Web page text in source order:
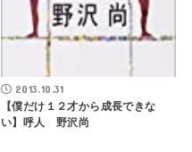
2013.10.31
【僕だけ１２才から成長できな
い】呼人 野沢尚